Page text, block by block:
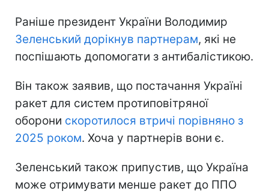
Раніше президент України Володимир
Зеленський дорікнув партнерам, які не
поспішають допомогати з антибалістикою.
Він також заявив, що постачання Україні
ракет для систем протиповітряної
оборони скоротилося втричі порівняно з
2025 роком. Хоча у партнерів вони є.
Зеленський також припустив, що Україна
може отримувати менше ракет до ППО